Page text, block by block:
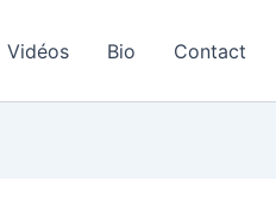
Vidéos Bio Contact